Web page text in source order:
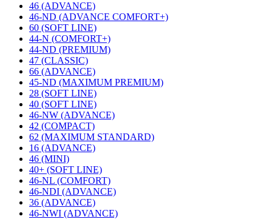
46 (ADVANCE)
46-ND (ADVANCE COMFORT+)
60 (SOFT LINE)
44-N (COMFORT+)
44-ND (PREMIUM)
47 (CLASSIC)
66 (ADVANCE)
45-ND (MAXIMUM PREMIUM)
28 (SOFT LINE)
40 (SOFT LINE)
46-NW (ADVANCE)
42 (COMPACT)
62 (MAXIMUM STANDARD)
16 (ADVANCE)
46 (MINI)
40+ (SOFT LINE)
46-NL (COMFORT)
46-NDI (ADVANCE)
36 (ADVANCE)
46-NWI (ADVANCE)